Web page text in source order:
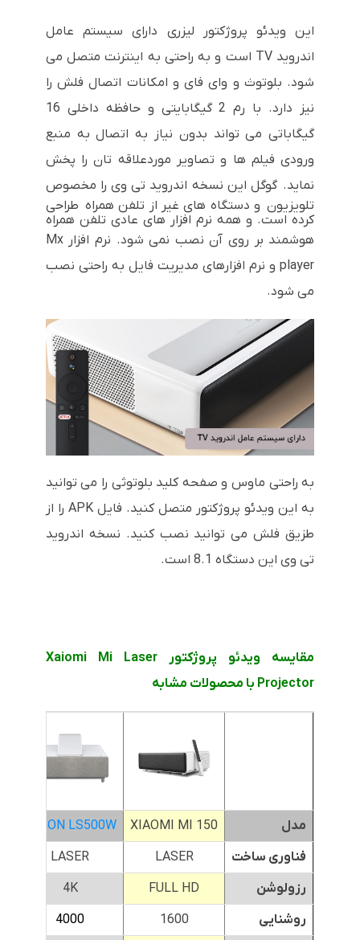
این ویدئو پروژکتور لیزری دارای سیستم عامل
اندروید TV است و به راحتی به اینترنت متصل می
شود. بلوتوث و وای فای و امکانات اتصال فلش را
نیز دارد. با رم 2 گیگابایتی و حافظه داخلی 16
گیگاباتی می تواند بدون نیاز به اتصال به منبع
ورودی فیلم ها و تصاویر موردعلاقه تان را پخش
نماید.گوگل این نسخه اندروید تی وی را مخصوص
تلویزیون و دستگاه های غیر از تلفن همراه طراحی
کرده است. و همه نرم افزار های عادی تلفن همراه
هوشمند بر روی آن نصب نمی شود.
نرم افزار Mx
player و نرم افزارهای مدیریت فایل به راحتی نصب
می شود.
به راحتی ماوس و صفحه کلید بلوتوثی را می توانید
به این ویدئو پروژکتور متصل کنید. فایل APK را از
طزیق فلش می توانید نصب کنید. نسخه اندروید
تی وی این دستگاه 8.1 است.
مقایسه ویدئو پروژکتور Xaiomi Mi Laser
Projector با محصولات مشابه
مدل XIAOMI MI 150
EPSON LS500W
فناوری ساخت
LASER
LASER
رزولوشن
FULL HD
4K
روشنایی
1600
4000